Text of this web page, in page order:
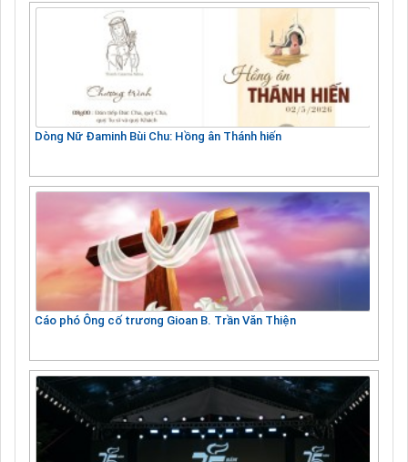
Dòng Nữ Đaminh Bùi Chu: Hồng ân Thánh hiến
Cáo phó Ông cố trương Gioan B. Trần Văn Thiện